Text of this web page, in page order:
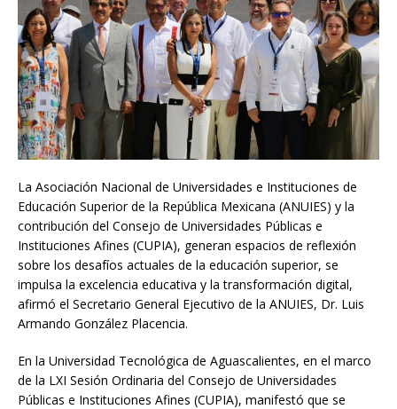
La Asociación Nacional de Universidades e Instituciones de
Educación Superior de la República Mexicana (ANUIES) y la
contribución del Consejo de Universidades Públicas e
Instituciones Afines (CUPIA), generan espacios de reflexión
sobre los desafíos actuales de la educación superior, se
impulsa la excelencia educativa y la transformación digital,
afirmó el Secretario General Ejecutivo de la ANUIES, Dr. Luis
Armando González Placencia.
En la Universidad Tecnológica de Aguascalientes, en el marco
de la LXI Sesión Ordinaria del Consejo de Universidades
Públicas e Instituciones Afines (CUPIA), manifestó que se